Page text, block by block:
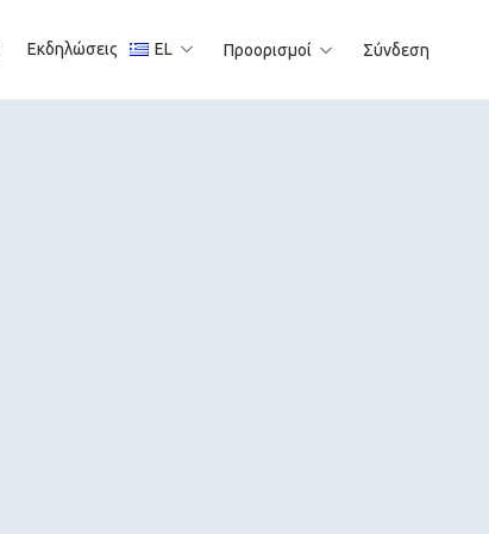
Εκδηλώσεις EL Προορισμοί Σύνδεση